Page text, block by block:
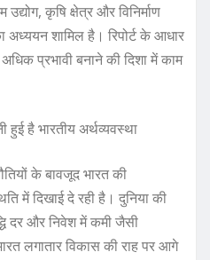
कृषि क्षेत्र और विनिर्माण
अध्ययन शामिल है। रिपोर्ट के आधार
प्रभावी बनाने की दिशा में काम
हुई है भारतीय अर्थव्यवस्था
के बावजूद भारत की
में दिखाई दे रही है। दुनिया की
दर और निवेश में कमी जैसी
लगातार विकास की राह पर आगे